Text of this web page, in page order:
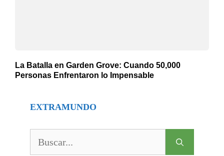
La Batalla en Garden Grove: Cuando 50,000
Personas Enfrentaron lo Impensable
EXTRAMUNDO